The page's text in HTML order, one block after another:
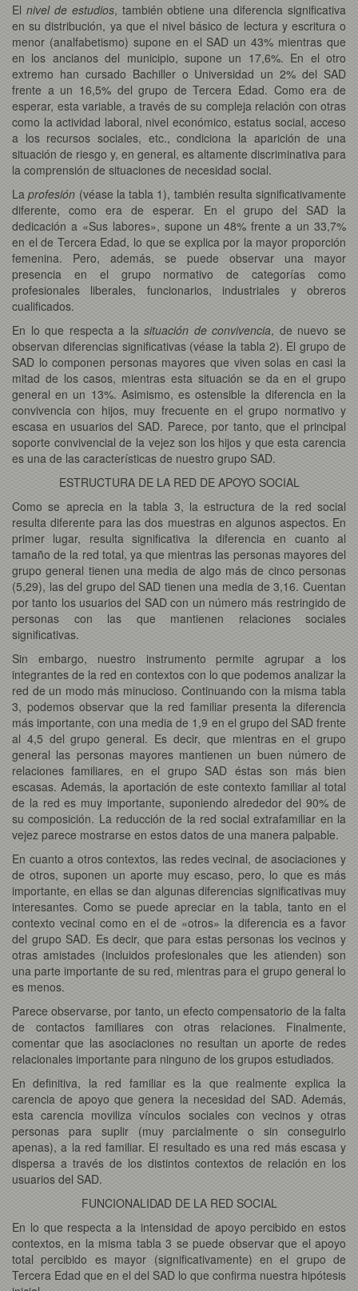
El nivel de estudios, también obtiene una diferencia significativa
en su distribución, ya que el nivel básico de lectura y escritura o
menor (analfabetismo) supone en el SAD un 43% mientras que
en los ancianos del municipio, supone un 17,6%. En el otro
extremo han cursado Bachiller o Universidad un 2% del SAD
frente a un 16,5% del grupo de Tercera Edad. Como era de
esperar, esta variable, a través de su compleja relación con otras
como la actividad laboral, nivel económico, estatus social, acceso
a los recursos sociales, etc., condiciona la aparición de una
situación de riesgo y, en general, es altamente discriminativa para
la comprensión de situaciones de necesidad social.
Laprofesión (véase la tabla 1), también resulta significativamente
diferente, como era de esperar. En el grupo del SAD la
dedicación a «Sus labores», supone un 48% frente a un 33,7%
en el de Tercera Edad, lo que se explica por la mayor proporción
femenina. Pero, además, se puede observar una mayor
presencia en el grupo normativo de categorías como
profesionales liberales, funcionarios, industriales y obreros
cualificados.
En lo que respecta a lasituación de convivencia, de nuevo se
observan diferencias significativas (véase la tabla 2). El grupo de
SAD lo componen personas mayores que viven solas en casi la
mitad de los casos, mientras esta situación se da en el grupo
general en un 13%. Asimismo, es ostensible la diferencia en la
convivencia con hijos, muy frecuente en el grupo normativo y
escasa en usuarios del SAD. Parece, por tanto, que el principal
soporte convivencial de la vejez son los hijos y que esta carencia
es una de las características de nuestro grupo SAD.
ESTRUCTURA DE LA RED DE APOYO SOCIAL
Como se aprecia en la tabla 3, la estructura de la red social
resulta diferente para las dos muestras en algunos aspectos. En
primer lugar, resulta significativa la diferencia en cuanto al
tamaño de la red total, ya que mientras las personas mayores del
grupo general tienen una media de algo más de cinco personas
(5,29), las del grupo del SAD tienen una media de 3,16. Cuentan
por tanto los usuarios del SAD con un número más restringido de
personas con las que mantienen relaciones sociales
significativas.
Sin embargo, nuestro instrumento permite agrupar a los
integrantes de la red en contextos con lo que podemos analizar la
red de un modo más minucioso. Continuando con la misma tabla
3, podemos observar que la red familiar presenta la diferencia
más importante, con una media de 1,9 en el grupo del SAD frente
al 4,5 del grupo general. Es decir, que mientras en el grupo
general las personas mayores mantienen un buen número de
relaciones familiares, en el grupo SAD éstas son más bien
escasas. Además, la aportación de este contexto familiar al total
de la red es muy importante, suponiendo alrededor del 90% de
su composición. La reducción de la red social extrafamiliar en la
vejez parece mostrarse en estos datos de una manera palpable.
En cuanto a otros contextos, las redes vecinal, de asociaciones y
de otros, suponen un aporte muy escaso, pero, lo que es más
importante, en ellas se dan algunas diferencias significativas muy
interesantes. Como se puede apreciar en la tabla, tanto en el
contexto vecinal como en el de «otros» la diferencia es a favor
del grupo SAD. Es decir, que para estas personas los vecinos y
otras amistades (incluidos profesionales que les atienden) son
una parte importante de su red, mientras para el grupo general lo
es menos.
Parece observarse, por tanto, un efecto compensatorio de la falta
de contactos familiares con otras relaciones. Finalmente,
comentar que las asociaciones no resultan un aporte de redes
relacionales importante para ninguno de los grupos estudiados.
En definitiva, la red familiar es la que realmente explica la
carencia de apoyo que genera la necesidad del SAD. Además,
esta carencia moviliza vínculos sociales con vecinos y otras
personas para suplir (muy parcialmente o sin conseguirlo
apenas), a la red familiar. El resultado es una red más escasa y
dispersa a través de los distintos contextos de relación en los
usuarios del SAD.
FUNCIONALIDAD DE LA RED SOCIAL
En lo que respecta a la intensidad de apoyo percibido en estos
contextos, en la misma tabla 3 se puede observar que el apoyo
total percibido es mayor (significativamente) en el grupo de
Tercera Edad que en el del SAD lo que confirma nuestra hipótesis